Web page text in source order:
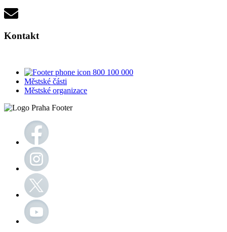
Kontakt
800 100 000
Městské části
Městské organizace